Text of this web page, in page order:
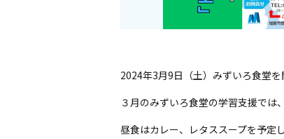
2024年3月9日（土）みずいろ食堂を
３月のみずいろ食堂の学習支援で
昼食はカレー、レタススープを予定